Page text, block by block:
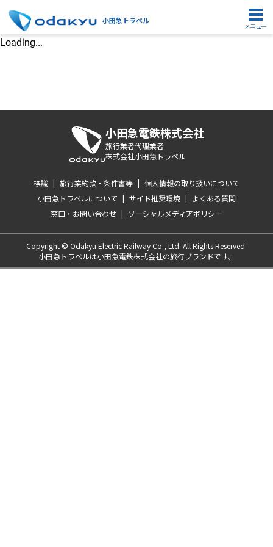
小田急トラベル
メニュー
Loading...
小田急電鉄株式会社
旅行業者代理業者
株式会社小田急トラベル
標識 | 旅行業約款・条件書等 | 個人情報の取り扱いについて
小田急トラベルについて | サイト推奨環境 | よくある質問
窓口・お問い合わせ | ソーシャルメディアポリシー
Copyright © Odakyu Electric Railway Co., Ltd. All Rights Reserved.
小田急トラベルは小田急電鉄株式会社の旅行ブランドです。